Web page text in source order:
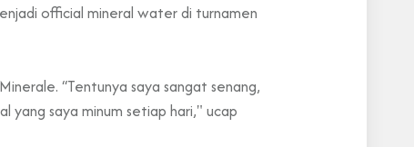
official mineral water di turnamen
“Tentunya saya sangat senang,
yang saya minum setiap hari," ucap